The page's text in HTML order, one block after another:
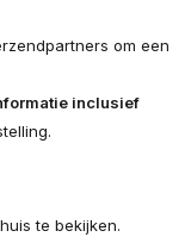
om een
inclusief
te bekijken.